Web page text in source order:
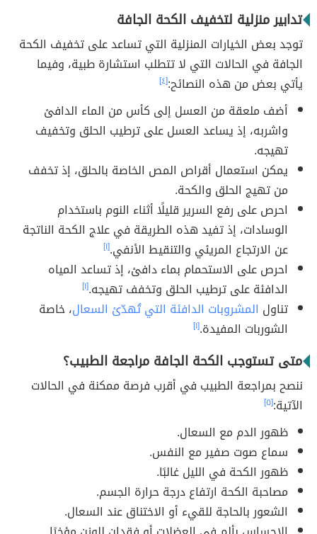
تدابير منزلية لتخفيف الكحة الجافة
توجد بعض الخيارات المنزلية التي تساعد على تخفيف الكحة
الجافة في الحالات التي لا تتطلب استشارة طبية، وفيما
يأتي بعض من هذه النصائح:[٤]
أضف ملعقة من العسل إلى كأس من الماء الدافئ
واشربه، إذ يساعد العسل على ترطيب الحلق وتخفيف
تهيجه.
يمكن استعمال أقراص المص الخاصة بالحلق، إذ تخفف
من تهيج الحلق والكحة.
احرص على رفع السرير قليلًا أثناء النوم باستخدام
الوسادات، إذ تفيد هذه الطريقة في علاج الكحة الناتجة
عن الارتجاع المريئي والتنقيط الأنفي.[١]
احرص على الاستحمام بماء دافئ، إذ تساعد المياه
الدافئة على ترطيب الحلق وتخفف تهيجه.[١]
تناول المشروبات الدافئة التي تُهدّئ السعال، خاصة
الشوربات المفيدة.[١]
متى تستوجب الكحة الجافة مراجعة الطبيب؟
ننصح بمراجعة الطبيب في أقرب فرصة ممكنة في الحالات
الآتية:[٥]
ظهور الدم مع السعال.
سماع صوت صفير مع النفس.
ظهور الكحة في الليل غالبًا.
مصاحبة الكحة ارتفاع درجة حرارة الجسم.
الشعور بالحاجة للقيء أو الاختناق عند السعال.